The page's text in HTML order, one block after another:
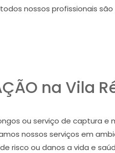
nossos profissionais
na Vila
ou serviço de captura e
nossos serviços em
risco ou danos a vida e